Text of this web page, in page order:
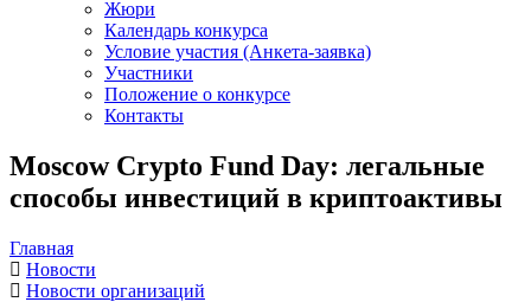
Жюри
Календарь конкурса
Условие участия (Анкета-заявка)
Участники
Положение о конкурсе
Контакты
Moscow Crypto Fund Day: легальные
способы инвестиций в криптоактивы
Главная
Новости
Новости организаций